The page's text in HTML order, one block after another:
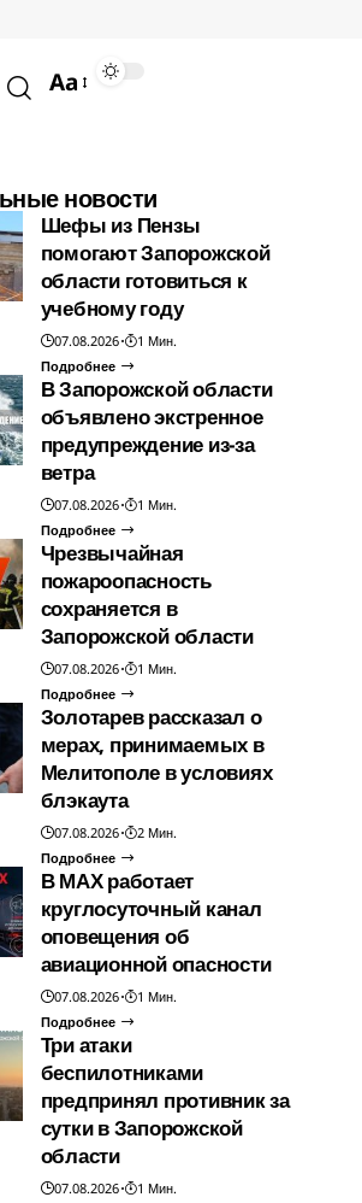
Aa
новости
Шефы из Пензы
помогают Запорожской
области готовиться к
учебному году
07.08.2026
1 Мин.
Подробнее
В Запорожской области
объявлено экстренное
предупреждение из-за
ветра
07.08.2026
1 Мин.
Подробнее
Чрезвычайная
пожароопасность
сохраняется в
Запорожской области
07.08.2026
1 Мин.
Подробнее
Золотарев рассказал о
мерах, принимаемых в
Мелитополе в условиях
блэкаута
07.08.2026
2 Мин.
Подробнее
В МАХ работает
круглосуточный канал
оповещения об
авиационной опасности
07.08.2026
1 Мин.
Подробнее
Три атаки
беспилотниками
предпринял противник за
сутки в Запорожской
области
07.08.2026
1 Мин.